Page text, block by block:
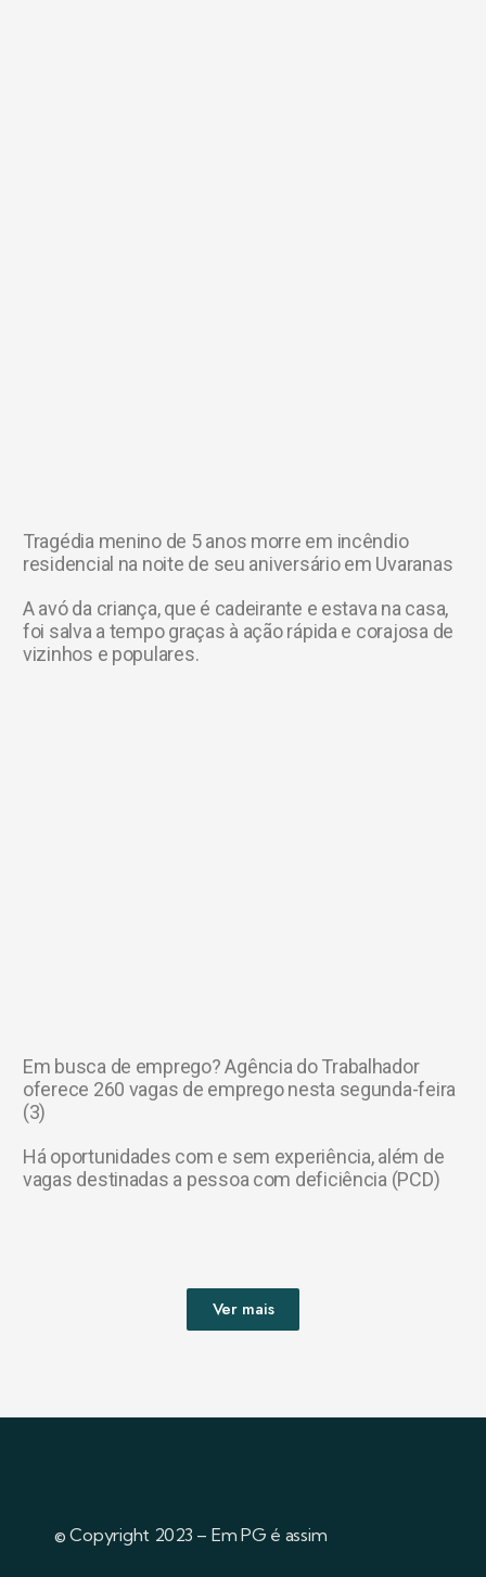
Tragédia menino de 5 anos morre em incêndio
residencial na noite de seu aniversário em Uvaranas
A avó da criança, que é cadeirante e estava na casa,
foi salva a tempo graças à ação rápida e corajosa de
vizinhos e populares.
Em busca de emprego? Agência do Trabalhador
oferece 260 vagas de emprego nesta segunda-feira
(3)
Há oportunidades com e sem experiência, além de
vagas destinadas a pessoa com deficiência (PCD)
Ver mais
© Copyright 2023 – Em PG é assim